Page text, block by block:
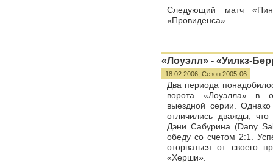
Следующий матч
«Провиденса».
«Лоуэлл» - «Уилкз-
18.02.2006, Сезон 2005-06
Два периода
ворота «Лоуэлла» в
выездной серии. Однако
отличились дважды,
Дэни Сабурина (Dany
обеду со счетом 2:1.
оторваться от своего
«Херши».